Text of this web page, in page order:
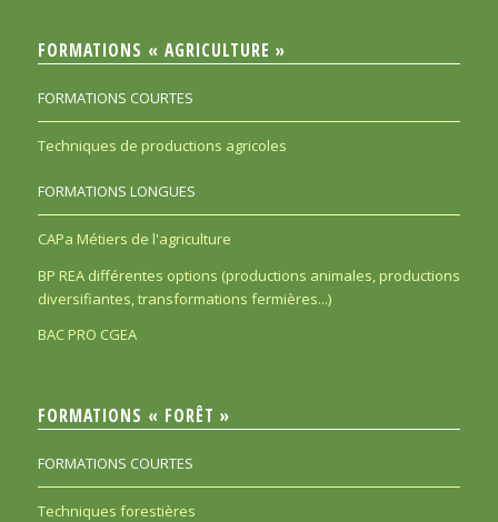
FORMATIONS « AGRICULTURE »
FORMATIONS COURTES
Techniques de productions agricoles
FORMATIONS LONGUES
CAPa Métiers de l'agriculture
BP REA différentes options (productions animales, productions
diversifiantes, transformations fermières...)
BAC PRO CGEA
FORMATIONS « FORÊT »
FORMATIONS COURTES
Techniques forestières